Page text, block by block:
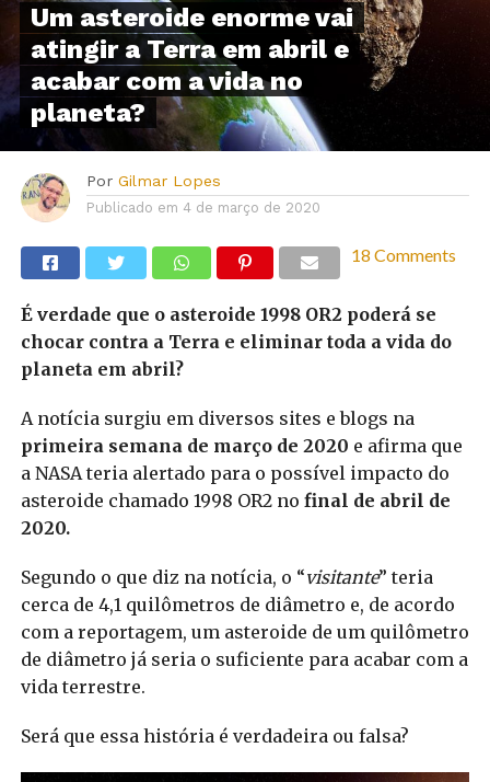
Um asteroide enorme vai
atingir a Terra em abril e
acabar com a vida no
planeta?
Por Gilmar Lopes
Publicado em 4 de março de 2020
18 Comments
É verdade que o asteroide 1998 OR2 poderá se
chocar contra a Terra e eliminar toda a vida do
planeta em abril?
A notícia surgiu em diversos sites e blogs na
primeira semana de março de 2020 e afirma que
a NASA teria alertado para o possível impacto do
asteroide chamado 1998 OR2 no final de abril de
2020.
Segundo o que diz na notícia, o “visitante” teria
cerca de 4,1 quilômetros de diâmetro e, de acordo
com a reportagem, um asteroide de um quilômetro
de diâmetro já seria o suficiente para acabar com a
vida terrestre.
Será que essa história é verdadeira ou falsa?